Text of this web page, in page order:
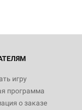
игру
программа
о заказе